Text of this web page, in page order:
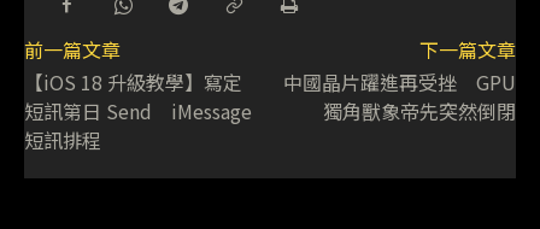
前一篇文章
【iOS 18 升級教學】寫定
短訊第日 Send iMessage
短訊排程
下一篇文章
中國晶片躍進再受挫 GPU
獨角獸象帝先突然倒閉